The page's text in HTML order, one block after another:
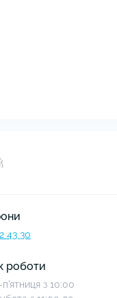
43 30
роботи
п'ятниця з 10:00